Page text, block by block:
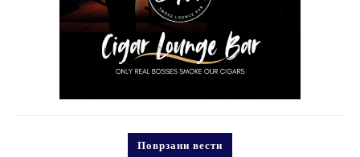
Поврзани вести